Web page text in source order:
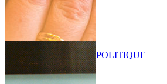
POLITIQUE